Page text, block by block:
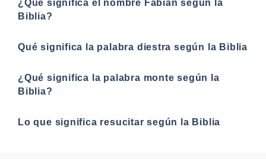
¿Qué significa el nombre Fabián según la
Biblia?
Qué significa la palabra diestra según la Biblia
¿Qué significa la palabra monte según la
Biblia?
Lo que significa resucitar según la Biblia